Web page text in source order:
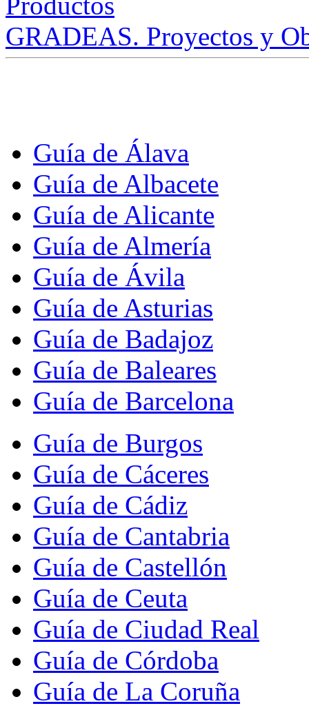
GRADEAS. Proyectos y
Guía de Álava
Guía de Albacete
Guía de Alicante
Guía de Almería
Guía de Ávila
Guía de Asturias
Guía de Badajoz
Guía de Baleares
Guía de Barcelona
Guía de Burgos
Guía de Cáceres
Guía de Cádiz
Guía de Cantabria
Guía de Castellón
Guía de Ceuta
Guía de Ciudad Real
Guía de Córdoba
Guía de La Coruña